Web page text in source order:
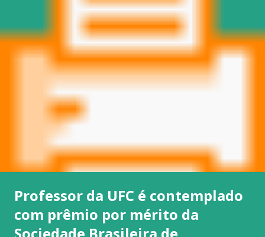
Professor da UFC é contemplado
com prêmio por mérito da
Sociedade Brasileira de